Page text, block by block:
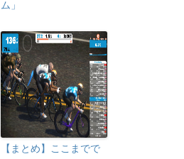
ム」
【まとめ】ここまでで